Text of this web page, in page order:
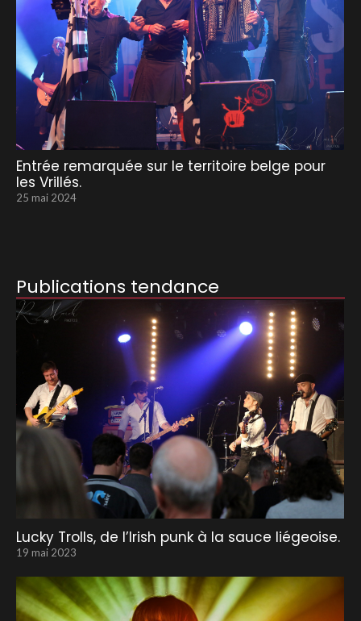
Entrée remarquée sur le territoire belge pour
les Vrillés.
25 mai 2024
Publications tendance
Lucky Trolls, de l’Irish punk à la sauce liégeoise.
19 mai 2023